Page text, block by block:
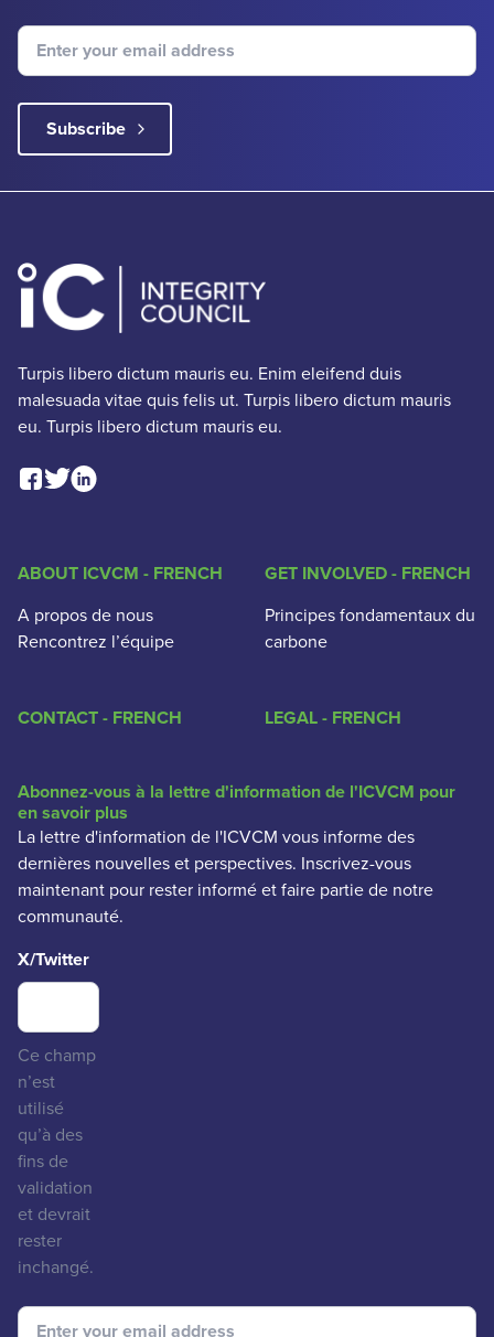
Turpis libero dictum mauris eu. Enim eleifend duis
malesuada vitae quis felis ut. Turpis libero dictum mauris
eu. Turpis libero dictum mauris eu.
Facebook Social Link
Twitter Social Link
Linkedin Social Link
ABOUT ICVCM - FRENCH
A propos de nous
Rencontrez l’équipe
GET INVOLVED - FRENCH
Principes fondamentaux du
carbone
CONTACT - FRENCH LEGAL - FRENCH
Abonnez-vous à la lettre d'information de l'ICVCM pour
en savoir plus
La lettre d'information de l'ICVCM vous informe des
dernières nouvelles et perspectives. Inscrivez-vous
maintenant pour rester informé et faire partie de notre
communauté.
X/Twitter
Ce champ
n’est
utilisé
qu’à des
fins de
validation
et devrait
rester
inchangé.